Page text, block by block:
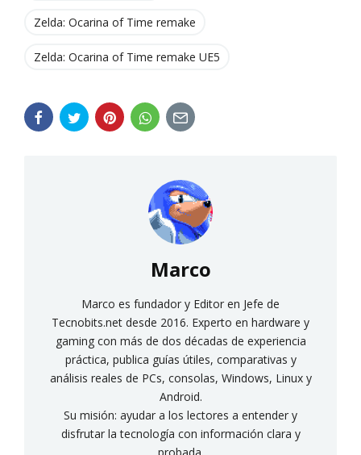
Zelda: Ocarina of Time remake
Zelda: Ocarina of Time remake UE5
Marco
Marco es fundador y Editor en Jefe de
Tecnobits.net desde 2016. Experto en hardware y
gaming con más de dos décadas de experiencia
práctica, publica guías útiles, comparativas y
análisis reales de PCs, consolas, Windows, Linux y
Android.
Su misión: ayudar a los lectores a entender y
disfrutar la tecnología con información clara y